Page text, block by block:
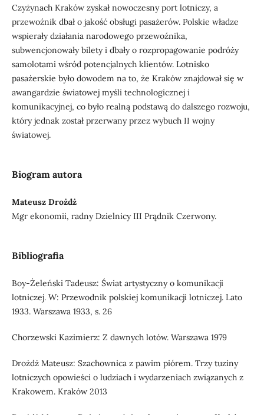
Czyżynach Kraków zyskał nowoczesny port lotniczy, a
przewoźnik dbał o jakość obsługi pasażerów. Polskie władze
wspierały działania narodowego przewoźnika,
subwencjonowały bilety i dbały o rozpropagowanie podróży
samolotami wśród potencjalnych klientów. Lotnisko
pasażerskie było dowodem na to, że Kraków znajdował się w
awangardzie światowej myśli technologicznej i
komunikacyjnej, co było realną podstawą do dalszego rozwoju,
który jednak został przerwany przez wybuch II wojny
światowej.
Biogram autora
Mateusz Drożdż
Mgr ekonomii, radny Dzielnicy III Prądnik Czerwony.
Bibliografia
Boy-Żeleński Tadeusz: Świat artystyczny o komunikacji
lotniczej. W: Przewodnik polskiej komunikacji lotniczej. Lato
1933. Warszawa 1933, s. 26
Chorzewski Kazimierz: Z dawnych lotów. Warszawa 1979
Drożdż Mateusz: Szachownica z pawim piórem. Trzy tuziny
lotniczych opowieści o ludziach i wydarzeniach związanych z
Krakowem. Kraków 2013